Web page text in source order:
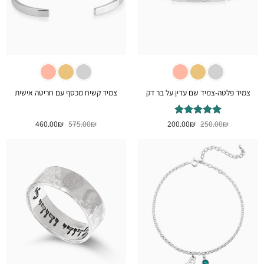
צמיד פלטה-צמיד שם עדין על בר דק
דורג5 מתוך 250.00₪ המחיר
המקורי
200.00₪ המחיר
צמיד קשיח מכסף עם חריטה אישית
575.00₪ המחיר
המקורי
460.00₪ המחיר